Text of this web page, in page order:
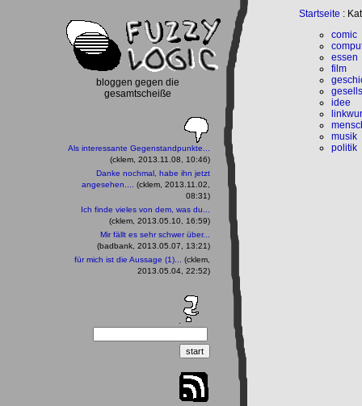
Startseite :
comic
essen
film
idee
musik
politik
bloggen gegen die
gesamtscheiße
Als interessante Gegenstandpunkte...
(cklem, 2013.11.08, 10:46)
Danke nochmal, habe ihn jetzt
angesehen....
(cklem, 2013.11.02,
08:31)
Ich finde vieles von dem, was du...
(cklem, 2013.05.10, 16:59)
Mir fällt es sehr schwer über...
(badbank, 2013.05.07, 13:21)
für mich ist die Aussage (1)...
(cklem,
2013.05.04, 22:52)